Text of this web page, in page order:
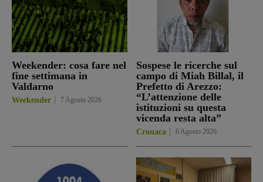
Weekender: cosa fare nel
fine settimana in
Valdarno
Weekender 7 Agosto 2026
Sospese le ricerche sul
campo di Miah Billal, il
Prefetto di Arezzo:
“L’attenzione delle
istituzioni su questa
vicenda resta alta”
Cronaca 6 Agosto 2026